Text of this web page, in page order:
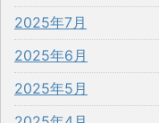
2025年7月
2025年6月
2025年5月